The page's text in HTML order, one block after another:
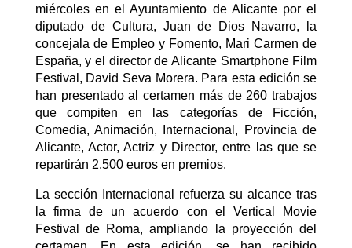
miércoles en el Ayuntamiento de Alicante por el
diputado de Cultura, Juan de Dios Navarro, la
concejala de Empleo y Fomento, Mari Carmen de
España, y el director de Alicante Smartphone Film
Festival, David Seva Morera. Para esta edición se
han presentado al certamen más de 260 trabajos
que compiten en las categorías de Ficción,
Comedia, Animación, Internacional, Provincia de
Alicante, Actor, Actriz y Director, entre las que se
repartirán 2.500 euros en premios.
La sección Internacional refuerza su alcance tras
la firma de un acuerdo con el Vertical Movie
Festival de Roma, ampliando la proyección del